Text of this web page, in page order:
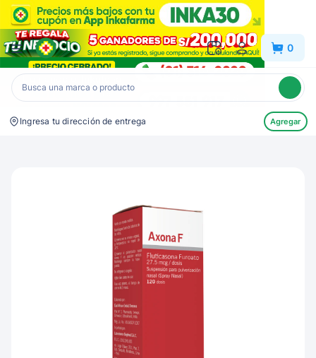
Inkafarma 0
Ingresa tu dirección de entrega Agregar